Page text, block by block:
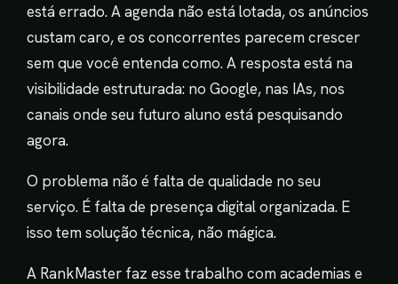
está errado. A agenda não está lotada, os anúncios
custam caro, e os concorrentes parecem crescer
sem que você entenda como. A resposta está na
visibilidade estruturada: no Google, nas IAs, nos
canais onde seu futuro aluno está pesquisando
agora.
O problema não é falta de qualidade no seu
serviço. É falta de presença digital organizada. E
isso tem solução técnica, não mágica.
A RankMaster faz esse trabalho com academias e